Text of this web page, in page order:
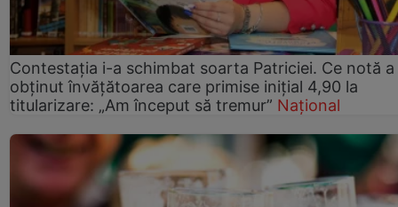
Contestația i-a schimbat soarta Patriciei. Ce notă a
obținut învățătoarea care primise inițial 4,90 la
titularizare: „Am început să tremur” Național